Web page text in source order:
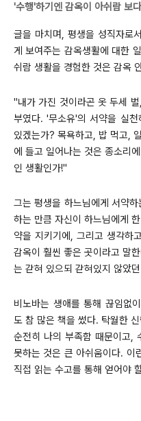
'수행'하기엔 감옥이 아쉬람 보
글을 마치며, 평생을 성직자로
게 보여주는 감옥생활에 대한
쉬람 생활을 경험한 것은 감옥
"내가 가진 것이라곤 옷 두세
부였다. '무소유'의 서약을 실
있겠는가? 목욕하고, 밥 먹고,
에 들고 일어나는 것은 종소리
인 생활인가!"
그는 평생을 하느님에게 서약
하는 만큼 자신이 하느님에게
약을 지키기에, 그리고 생각하
감옥이 훨씬 좋은 곳이라고 말
는 갇혀 있으되 갇혀있지 않았
비노바는 생애를 통해 끊임없
도 참 많은 책을 썼다. 탁월한
순전히 나의 부족함 때문이고,
못하는 것은 큰 아쉬움이다. 이
직접 읽는 수고를 통해 얻어야